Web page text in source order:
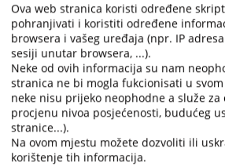
a
date.
Press
the
question
mark
key
to
get
a
date.
Press
the
question
mark
key
to
get
Ova web stranica koristi određene
pohranjivati i koristiti određene
browsera i vašeg uređaja (npr. IP
sesiji unutar browsera, ...).
Neke od ovih informacija su nam
stranica ne bi mogla fukcionisati u
neke nisu prijeko neophodne a služe
procjenu nivoa posjećenosti, budućeg
stranice...).
Na ovom mjestu možete dozvoliti ili
korištenje tih informacija.